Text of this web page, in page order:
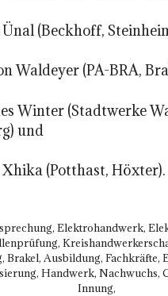
Ünal (Beckhoff,
Waldeyer (PA-BRA,
Winter (Stadtwerke
und
(Potthast, Höxter).
Elektrohandwerk,
Brakel, Ausbildung, Fachkräfte,
Handwerk, Nachwuchs,
Innung,